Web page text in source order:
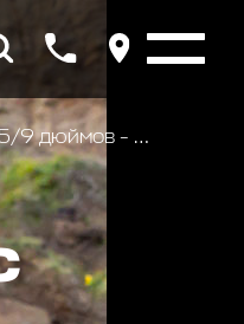
квадрат